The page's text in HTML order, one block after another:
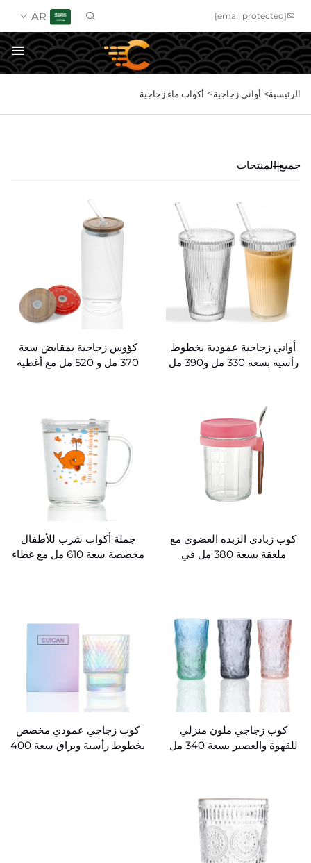
[email protected]
AR
احصل على عرض سعر
الرئيسية> أواني زجاجية> أكواب ماء زجاجية
جميع المنتجات
أواني زجاجية عمودية بخطوط
رأسية بسعة 330 مل و390 مل
كؤوس زجاجية بمقابض سعة
370 مل و 520 مل مع أغطية
كوب زبادي الزبده العضوي مع
ملعقة بسعة 380 مل في
جملة أكواب شرب للأطفال
مخصصة سعة 610 مل مع غطاء
كوب زجاجي ملون منزلي
للقهوة والعصير بسعة 340 مل
كوب زجاجي عمودي مخصص
بخطوط رأسية وبراق سعة 400